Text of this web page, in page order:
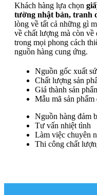
Khách hàng lựa chọn
tường nhật bản, tranh
lòng về tất cả những gì
về chất lượng mà còn
trong mọi phong cách
nguồn hàng cung ứng.
Nguồn gốc xuất
Chất lượng sản
Giá thành sản
Mẫu mã sản phẩm
Nguồn hàng đảm
Tư vấn nhiệt tình
Làm việc chuyên
Thi công chất